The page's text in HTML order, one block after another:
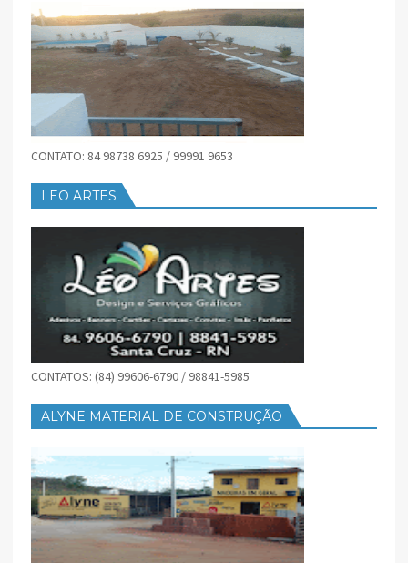
CONTATO: 84 98738 6925 / 99991 9653
LEO ARTES
CONTATOS: (84) 99606-6790 / 98841-5985
ALYNE MATERIAL DE CONSTRUÇÃO